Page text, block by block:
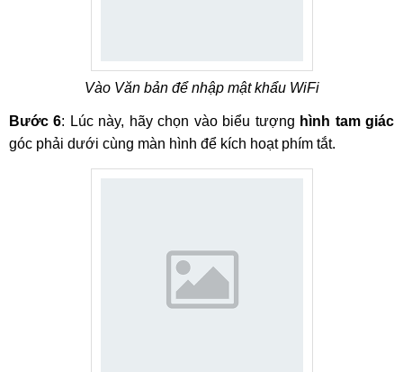
Vào Văn bản để nhập mật khẩu WiFi
Bước 6: Lúc này, hãy chọn vào biểu tượng hình tam giác
góc phải dưới cùng màn hình để kích hoạt phím tắt.